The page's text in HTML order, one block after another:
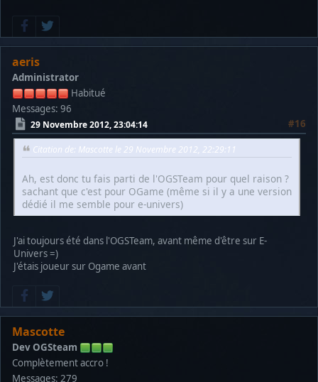
aeris
Administrator
Habitué
Messages: 96
29 Novembre 2012, 23:04:14 #16
Citation de: Mascotte le 29 Novembre 2012, 22:29:11
Ah, est donc tu fais parti de l'OGSTeam pour quel raison ?
sachant que c'est pour OGame (même si il y a une version
dédié il me semble pour e-univers)
J'ai toujours été dans l'OGSTeam, avant même d'être sur E-
Univers =)
J'étais joueur sur Ogame avant
Mascotte
Dev OGSteam
Complètement accro !
Messages: 279